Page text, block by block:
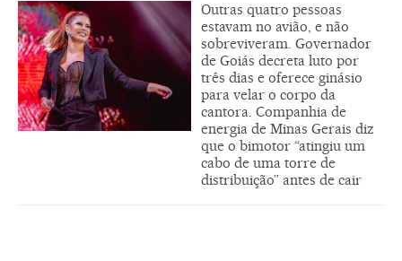
Outras quatro pessoas
estavam no avião, e não
sobreviveram. Governador
de Goiás decreta luto por
três dias e oferece ginásio
para velar o corpo da
cantora. Companhia de
energia de Minas Gerais diz
que o bimotor “atingiu um
cabo de uma torre de
distribuição” antes de cair